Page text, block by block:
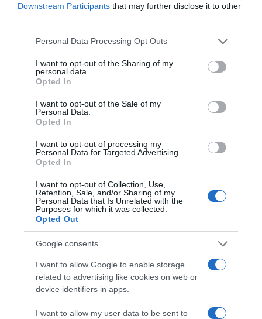
Downstream Participants that may further disclose it to other
Please note that this website/app uses one or more Google
not limited to your visit or usage behaviour. You may click to
grant or deny consent to Google and its third-party tags to
use your data for below specified purposes in below Google
consent section.
Personal Data Processing Opt Outs
I want to opt-out of the Sharing of my
personal data.
Opted In
I want to opt-out of the Sale of my
Personal Data.
Opted In
I want to opt-out of processing my
Personal Data for Targeted Advertising.
Opted In
I want to opt-out of Collection, Use,
Retention, Sale, and/or Sharing of my
Personal Data that Is Unrelated with the
Purposes for which it was collected.
Opted Out
Google consents
I want to allow Google to enable storage
related to advertising like cookies on web or
device identifiers in apps.
I want to allow my user data to be sent to
Forrás: Blikk